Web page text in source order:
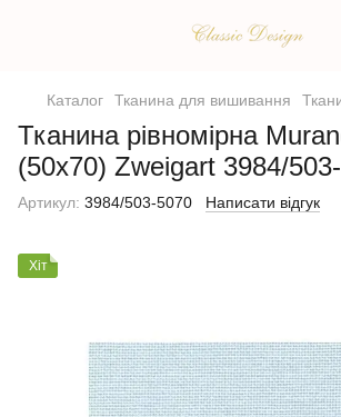
Каталог Тканина для вишивання
Тканина рівномірна
(50х70) Zweigart 3984/
Артикул: 3984/503-5070 Написати відгук
Хіт